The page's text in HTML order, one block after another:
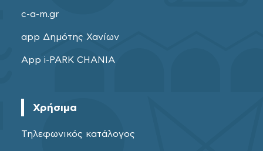
c-a-m.gr
app Δημότης Χανίων
App i-PARK CHANIA
Χρήσιμα
Τηλεφωνικός κατάλογος